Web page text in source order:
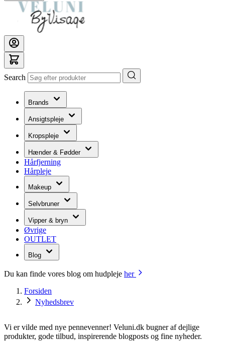
Search
Brands
Ansigtspleje
Kropspleje
Hænder & Fødder
Hårfjerning
Hårpleje
Makeup
Selvbruner
Vipper & bryn
Øvrige
OUTLET
Blog
Du kan finde vores blog om hudpleje her
Forsiden
Nyhedsbrev
Vi er vilde med nye pennevenner! Veluni.dk bugner af dejlige
produkter, gode tilbud, inspirerende blogposts og fine nyheder.